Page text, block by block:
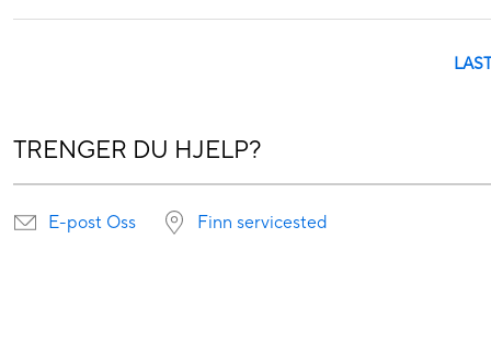
TRENGER DU HJELP?
E-post Oss Finn servicested